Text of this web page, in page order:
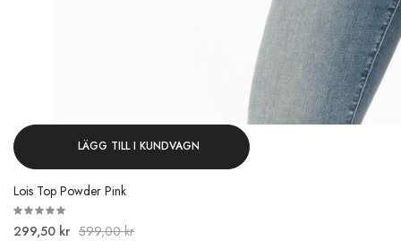
LÄGG TILL I KUNDVAGN
Lois Top Powder Pink
299,50 kr 599,00 kr